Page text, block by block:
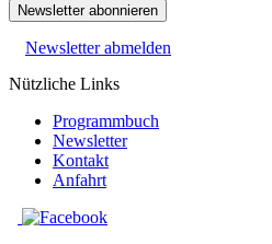
Newsletter abonnieren
Newsletter abmelden
Nützliche Links
Programmbuch
Newsletter
Kontakt
Anfahrt